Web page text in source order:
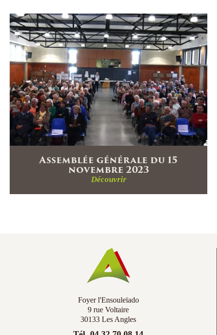
Assemblée générale du 15
novembre 2023
Découvrir
Foyer l'Ensouleïado
9 rue Voltaire
30133 Les Angles